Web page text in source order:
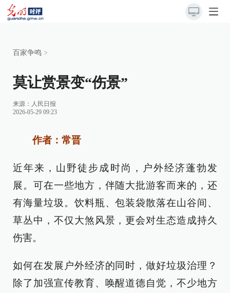
百家争鸣 >
莫让赏景变“伤景”
来源： 人民日报
2026-05-29 09:23
作者：常晋
近年来，山野徒步成时尚，户外经济蓬勃发
展。可在一些地方，伴随大批游客而来的，还
有海量垃圾。饮料瓶、包装袋散落在山谷间、
草丛中，不仅大煞风景，更会对生态造成持久
伤害。
如何在发展户外经济的同时，做好垃圾治理？
除了加强宣传教育、唤醒道德自觉，不少地方